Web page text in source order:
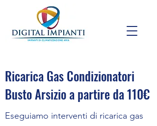
Ricarica Gas Condizionatori
Busto Arsizio a partire da 110€
Eseguiamo interventi di ricarica gas